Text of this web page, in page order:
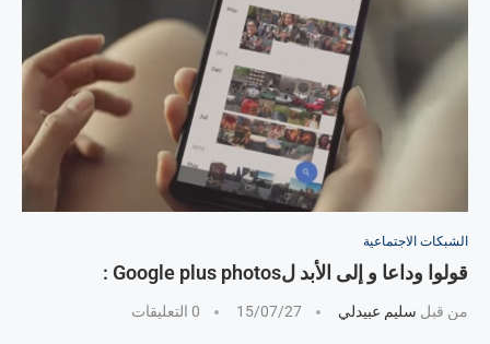
الشبكات الاجتماعية
قولوا وداعا و إلى الأبد لGoogle plus photos :
من قبل سليم عبيدلي 15/07/27 0 التعليقات